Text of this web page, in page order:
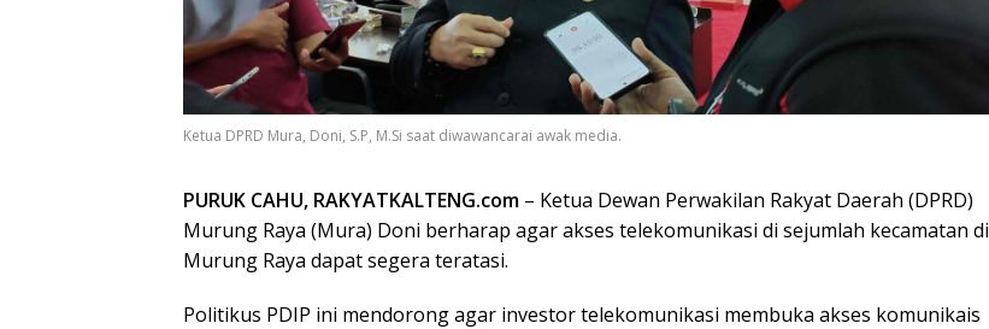
Ketua DPRD Mura, Doni, S.P, M.Si saat diwawancarai awak media.
PURUK CAHU, RAKYATKALTENG.com – Ketua Dewan Perwakilan Rakyat Daerah (DPRD)
Murung Raya (Mura) Doni berharap agar akses telekomunikasi di sejumlah kecamatan di
Murung Raya dapat segera teratasi.
Politikus PDIP ini mendorong agar investor telekomunikasi membuka akses komunikais